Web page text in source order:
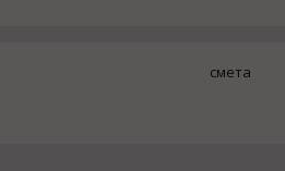
смета